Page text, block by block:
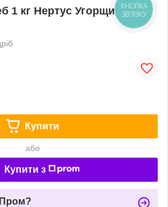
1 кг Нертус Угорщина
Купити
або
Купити з
Пром?